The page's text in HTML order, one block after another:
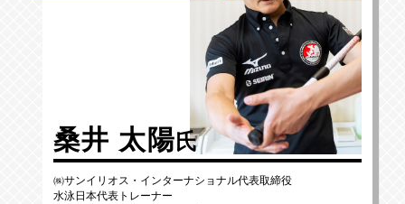
桑井 太陽氏
㈱サンイリオス・インターナショナル代表取締役
水泳日本代表トレーナー